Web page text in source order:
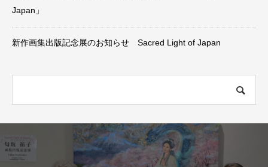
Japan」
新作画集出版記念展のお知らせ Sacred Light of Japan